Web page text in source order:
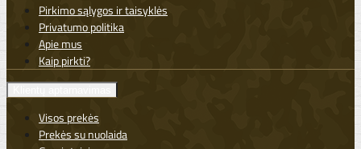
Pirkimo sąlygos ir taisyklės
Privatumo politika
Apie mus
Kaip pirkti?
Visos prekės
Prekės su nuolaida